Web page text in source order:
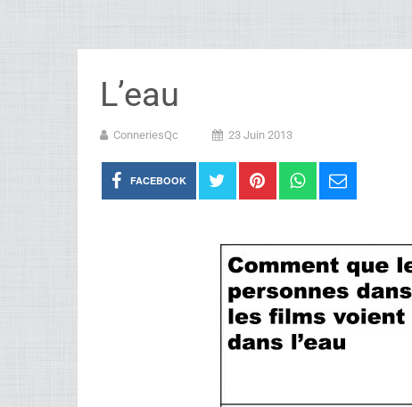
L’eau
ConneriesQc 23 Juin 2013
FACEBOOK